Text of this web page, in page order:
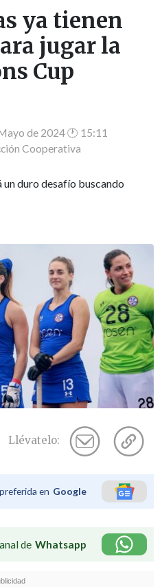
ya tienen
jugar la
Cup
de 2024 🕐 15:11
Cooperativa
duro desafío buscando
Llévatelo:
en Google
de Whatsapp